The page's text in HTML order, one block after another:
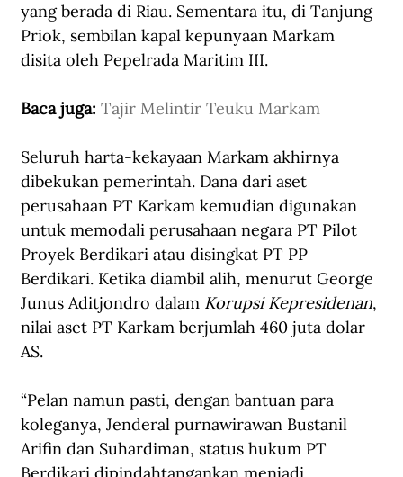
yang berada di Riau. Sementara itu, di Tanjung
Priok, sembilan kapal kepunyaan Markam
disita oleh Pepelrada Maritim III.
Baca juga: Tajir Melintir Teuku Markam
Seluruh harta-kekayaan Markam akhirnya
dibekukan pemerintah. Dana dari aset
perusahaan PT Karkam kemudian digunakan
untuk memodali perusahaan negara PT Pilot
Proyek Berdikari atau disingkat PT PP
Berdikari. Ketika diambil alih, menurut George
Junus Aditjondro dalam Korupsi Kepresidenan,
nilai aset PT Karkam berjumlah 460 juta dolar
AS.
“Pelan namun pasti, dengan bantuan para
koleganya, Jenderal purnawirawan Bustanil
Arifin dan Suhardiman, status hukum PT